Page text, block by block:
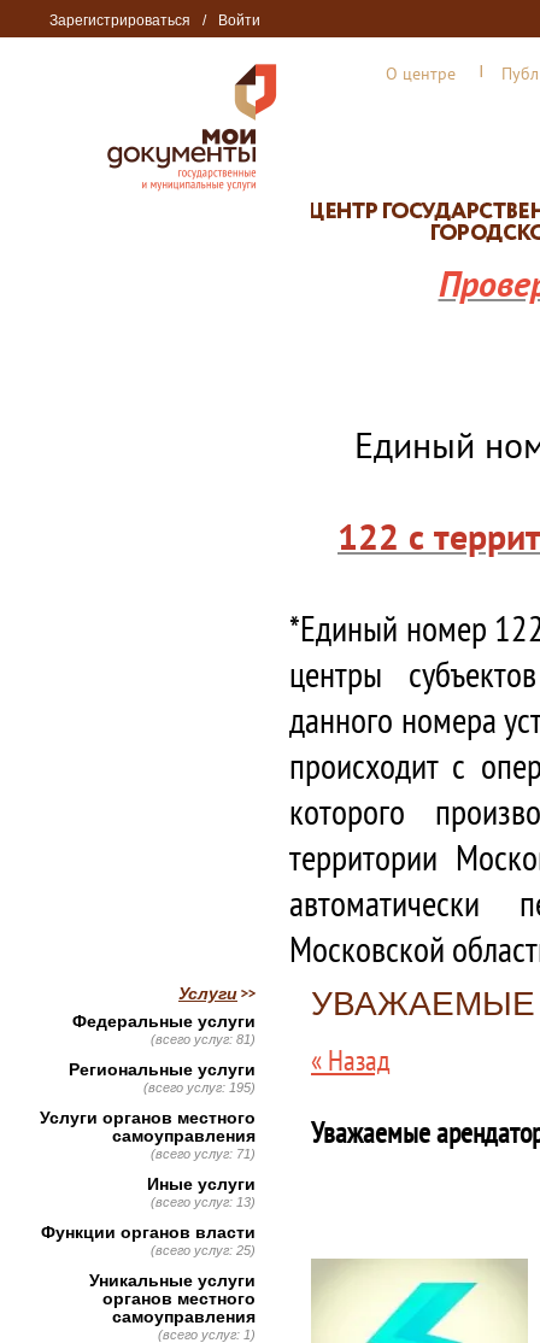
Зарегистрироваться / Войти
О центре
Единый
122 с
*Единый номер
центры
данного номера
происходит с
которого
территории
автоматически
Московской
УВАЖАЕМЫЕ
« Назад
Уважаемые
Услуги
Федеральные услуги
(всего услуг: 81)
Региональные услуги
(всего услуг: 195)
Услуги органов местного
самоуправления
(всего услуг: 71)
Иные услуги
(всего услуг: 13)
Функции органов власти
(всего услуг: 25)
Уникальные услуги
органов местного
самоуправления
(всего услуг: 1)